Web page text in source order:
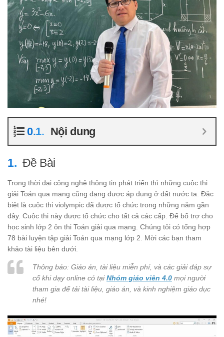
Nội dung
Đề Bài
Trong thời đại công nghệ thông tin phát triển thì những cuộc thi
giải Toán qua mạng cũng đạng được áp dụng ở đất nước ta. Đặc
biệt là cuộc thi violympic đã được tổ chức trong những năm gần
đây. Cuộc thi này được tổ chức cho tất cả các cấp. Để bổ trợ cho
học sinh lớp 2 ôn thi Toán giải qua mạng. Chúng tôi có tổng hợp
78 bài luyện tập giải Toán qua mạng lớp 2. Mời các bạn tham
khảo tài liệu bên dưới.
Thông báo: Giáo án, tài liệu miễn phí, và các giải đáp sự
cố khi dạy online có tạiNhóm giáo viên 4.0 mọi người
tham gia để tải tài liệu, giáo án, và kinh nghiệm giáo dục
nhé!